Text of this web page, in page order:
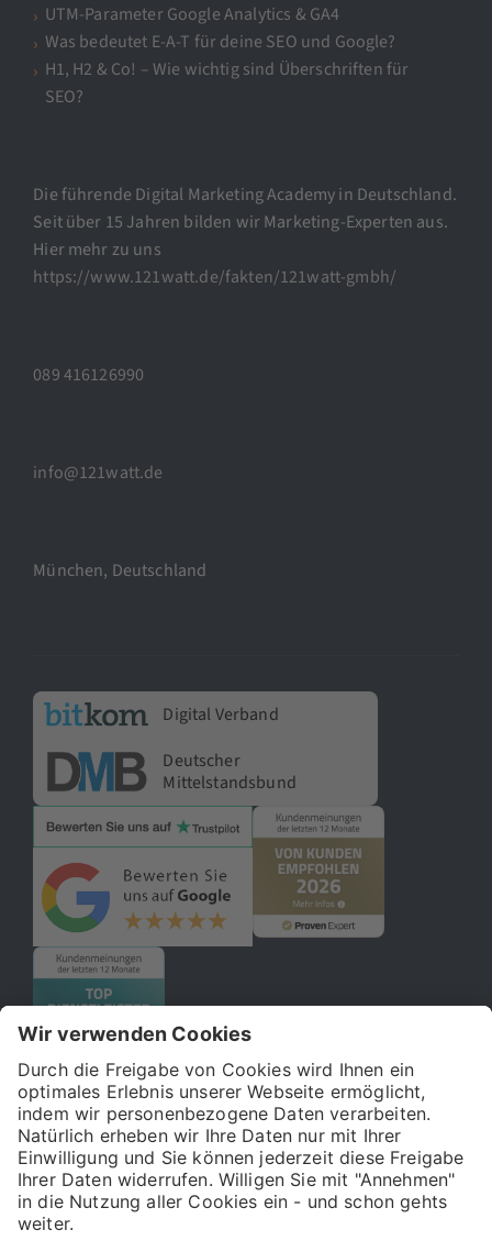
UTM-Parameter Google Analytics & GA4
Was bedeutet E-A-T für deine SEO und Google?
H1, H2 & Co! – Wie wichtig sind Überschriften für
SEO?
Die führende Digital Marketing Academy in Deutschland.
Seit über 15 Jahren bilden wir Marketing-Experten aus.
Hier mehr zu uns
https://www.121watt.de/fakten/121watt-gmbh/
089 416126990
info@121watt.de
München, Deutschland
Digital Verband
Deutscher
Mittelstandsbund
© 2026 121WATT GmbH